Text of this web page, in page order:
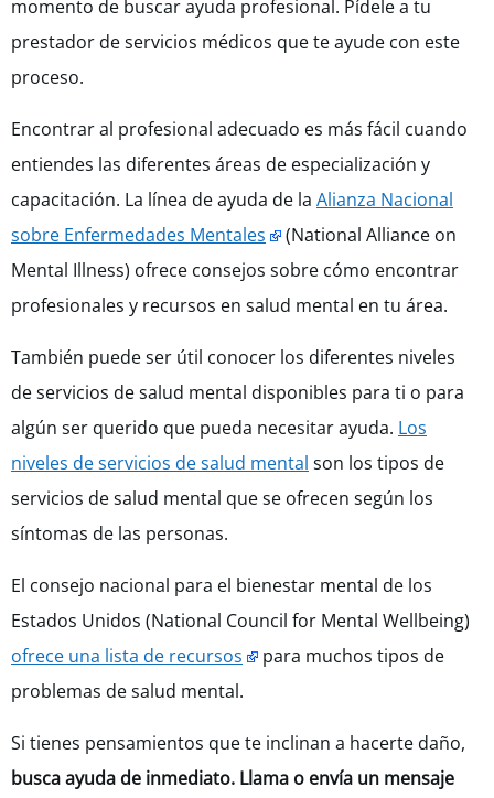
momento de buscar ayuda profesional. Pídele a tu
prestador de servicios médicos que te ayude con este
proceso.
Encontrar al profesional adecuado es más fácil cuando
entiendes las diferentes áreas de especialización y
capacitación. La línea de ayuda de la Alianza Nacional
sobre Enfermedades Mentales
(National Alliance on
Mental Illness) ofrece consejos sobre cómo encontrar
profesionales y recursos en salud mental en tu área.
También puede ser útil conocer los diferentes niveles
de servicios de salud mental disponibles para ti o para
algún ser querido que pueda necesitar ayuda. Los
niveles de servicios de salud mental son los tipos de
servicios de salud mental que se ofrecen según los
síntomas de las personas.
El consejo nacional para el bienestar mental de los
Estados Unidos (National Council for Mental Wellbeing)
ofrece una lista de recursos
para muchos tipos de
problemas de salud mental.
Si tienes pensamientos que te inclinan a hacerte daño,
busca ayuda de inmediato. Llama o envía un mensaje